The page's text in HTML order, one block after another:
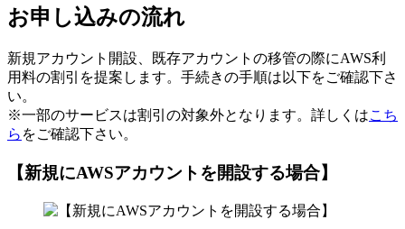
お申し込みの流れ
新規アカウント開設、既存アカウントの移管の際にAWS利
用料の割引を提案します。手続きの手順は以下をご確認下さ
い。
※一部のサービスは割引の対象外となります。詳しくはこち
ら をご確認下さい。
【新規にAWSアカウントを開設する場合】